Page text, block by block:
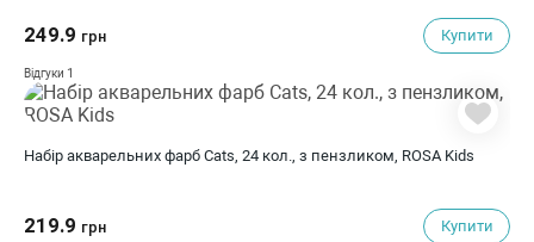
249.9 грн Купити
Відгуки 1
Набір акварельних фарб Cats, 24 кол., з пензликом, ROSA Kids
219.9 грн Купити